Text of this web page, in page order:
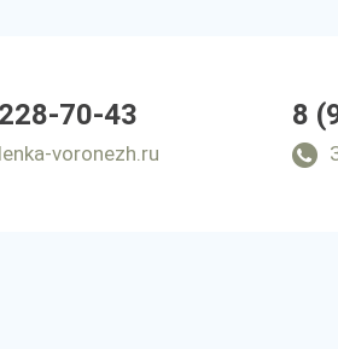
70-43
voronezh.ru
8